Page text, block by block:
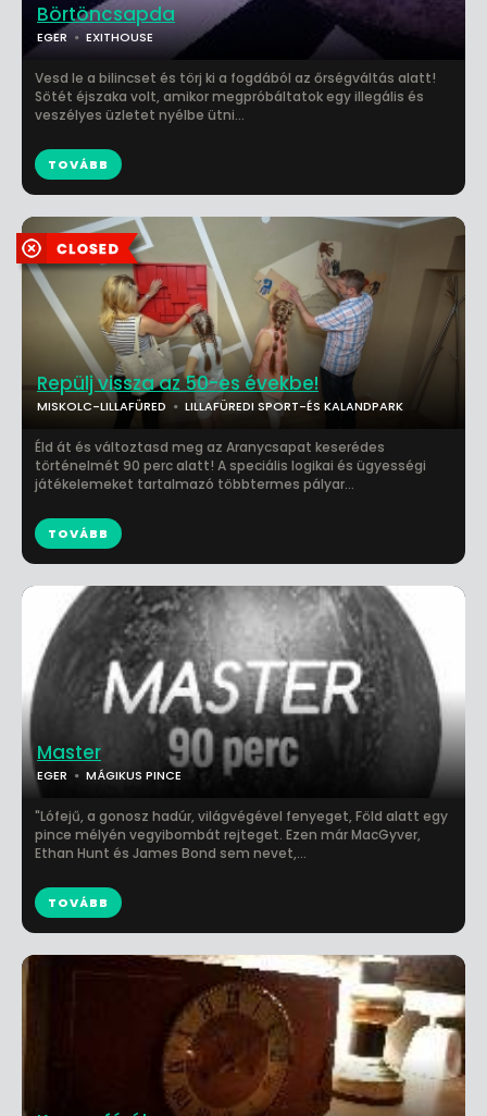
Börtöncsapda
EGER EXITHOUSE
Vesd le a bilincset és törj ki a fogdából az őrségváltás alatt!
Sötét éjszaka volt, amikor megpróbáltatok egy illegális és
veszélyes üzletet nyélbe ütni...
TOVÁBB
Repülj vissza az 50-es évekbe!
MISKOLC-LILLAFÜRED LILLAFÜREDI SPORT-ÉS KALANDPARK
Éld át és változtasd meg az Aranycsapat keserédes
történelmét 90 perc alatt! A speciális logikai és ügyességi
játékelemeket tartalmazó többtermes pályar...
TOVÁBB
Master
EGER MÁGIKUS PINCE
"Lófejű, a gonosz hadúr, világvégével fenyeget, Föld alatt egy
pince mélyén vegyibombát rejteget. Ezen már MacGyver,
Ethan Hunt és James Bond sem nevet,...
TOVÁBB